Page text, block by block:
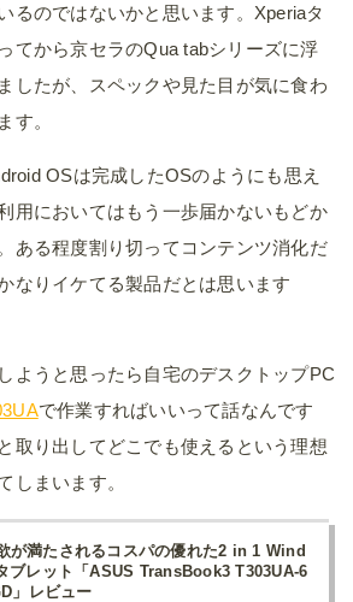
るのではないかと思います。Xperiaタ
てから京セラのQua tabシリーズに浮
したが、スペックや見た目が気に食わ
す。
OSは完成したOSのようにも思え
用においてはもう一歩届かないもどか
ある程度割り切ってコンテンツ消化だ
なりイケてる製品だとは思います
ようと思ったら自宅のデスクトップPC
で作業すればいいって話なんです
取り出してどこでも使えるという理想
しまいます。
が満たされるコスパの優れた2 in 1 Wind
ブレット「ASUS TransBook3 T303UA-6
」レビュー